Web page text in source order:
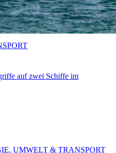
auf zwei Schiffe im
UMWELT & TRANSPORT